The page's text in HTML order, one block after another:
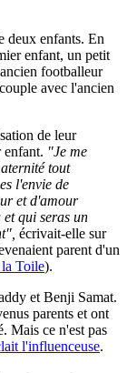
deux enfants. En
enfant, un petit
footballeur
avec l'ancien
de leur
enfant. "Je me
tout
l'envie de
et d'amour
qui seras un
écrivait-elle sur
parent d'un
Toile).
et Benji Samat.
parents et ont
Mais ce n'est pas
l'influenceuse.